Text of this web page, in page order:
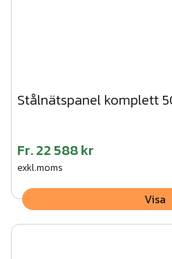
Stålnätspanel komplett
Fr.22 588 kr
exkl.moms
Visa